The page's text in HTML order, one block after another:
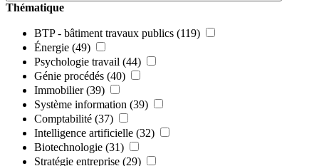
Thématique
BTP - bâtiment travaux publics (119)
Énergie (49)
Psychologie travail (44)
Génie procédés (40)
Immobilier (39)
Système information (39)
Comptabilité (37)
Intelligence artificielle (32)
Biotechnologie (31)
Stratégie entreprise (29)